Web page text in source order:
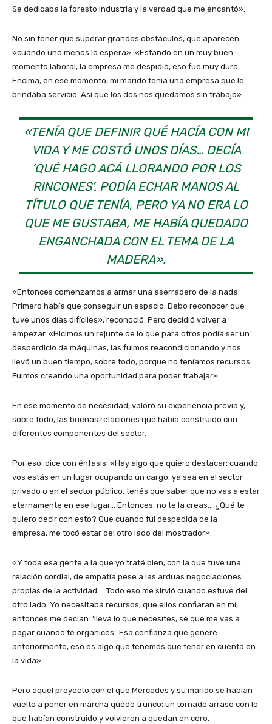
Se dedicaba la foresto industria y la verdad que me encantó».
No sin tener que superar grandes obstáculos, que aparecen
«cuando uno menos lo espera». «Estando en un muy buen
momento laboral, la empresa me despidió, eso fue muy duro.
Encima, en ese momento, mi marido tenía una empresa que le
brindaba servicio. Así que los dos nos quedamos sin trabajo».
«TENÍA QUE DEFINIR QUÉ HACÍA CON MI
VIDA Y ME COSTÓ UNOS DÍAS… DECÍA
‘QUÉ HAGO ACÁ LLORANDO POR LOS
RINCONES’. PODÍA ECHAR MANOS AL
TÍTULO QUE TENÍA, PERO YA NO ERA LO
QUE ME GUSTABA, ME HABÍA QUEDADO
ENGANCHADA CON EL TEMA DE LA
MADERA».
«Entonces comenzamos a armar una aserradero de la nada.
Primero había que conseguir un espacio. Debo reconocer que
tuve unos días difíciles», reconoció. Pero decidió volver a
empezar. «Hicimos un rejunte de lo que para otros podía ser un
desperdicio de máquinas, las fuimos reacondicionando y nos
llevó un buen tiempo, sobre todo, porque no teníamos recursos.
Fuimos creando una oportunidad para poder trabajar».
En ese momento de necesidad, valoró su experiencia previa y,
sobre todo, las buenas relaciones que había construido con
diferentes componentes del sector.
Por eso, dice con énfasis: «Hay algo que quiero destacar: cuando
vos estás en un lugar ocupando un cargo, ya sea en el sector
privado o en el sector público, tenés que saber que no vas a estar
eternamente en ese lugar… Entonces, no te la creas… ¿Qué te
quiero decir con esto? Que cuando fui despedida de la
empresa, me tocó estar del otro lado del mostrador».
«Y toda esa gente a la que yo traté bien, con la que tuve una
relación cordial, de empatía pese a las arduas negociaciones
propias de la actividad … Todo eso me sirvió cuando estuve del
otro lado. Yo necesitaba recursos, que ellos confiaran en mí,
entonces me decían: ‘llevá lo que necesites, sé que me vas a
pagar cuando te organices’. Esa confianza que generé
anteriormente, eso es algo que tenemos que tener en cuenta en
la vida».
Pero aquel proyecto con el que Mercedes y su marido se habían
vuelto a poner en marcha quedó trunco: un tornado arrasó con lo
que habían construido y volvieron a quedan en cero.